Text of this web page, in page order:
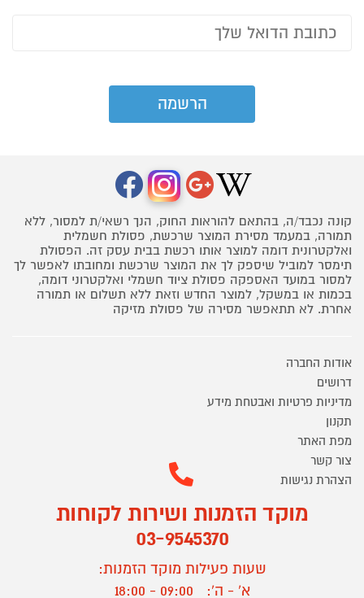
קונה נכבד/ה, בהתאם להוראות החוק, הנך רשאי/ת למסור, ללא
תמורה, במעמד מסירת המוצר שרכשת, פסולת חשמלית
ואלקטרונית דומה למוצר אותו רכשת בבית עסק זה. הפסולת
תימסר למוביל שיספק לך את המוצר שרכשת ומחובתו לאפשר לך
למסור במועד האספקה פסולת ציוד חשמלי ואלקטרוני דומה,
בכמות או במשקל, למוצר החדש וזאת ללא תשלום או תמורה
אחרת. לא תתאפשר מסירה של פסולת מזיקה
אודות החברה
דרושים
מדיניות פרטיות ואבטחת מידע
תקנון
מפת האתר
צור קשר
הצהרת נגישות
מוקד הזמנות ושירות לקוחות
03-9545370
שעות פעילות מוקד הזמנות:
א' - ה':
09:00 - 18:00